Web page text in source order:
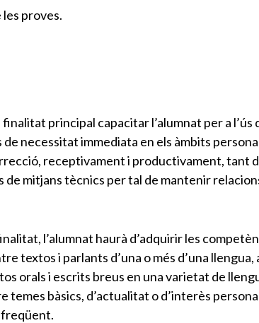
proves.
finalitat principal capacitar l’alumnat per a
necessitat immediata en els àmbits
receptivament i productivament, tant
mitjans tècnics per tal de mantenir
l’alumnat haurà d’adquirir les
textos i parlants d’una o més d’una
orals i escrits breus en una varietat de
temes bàsics, d’actualitat o d’interès
freqüent.